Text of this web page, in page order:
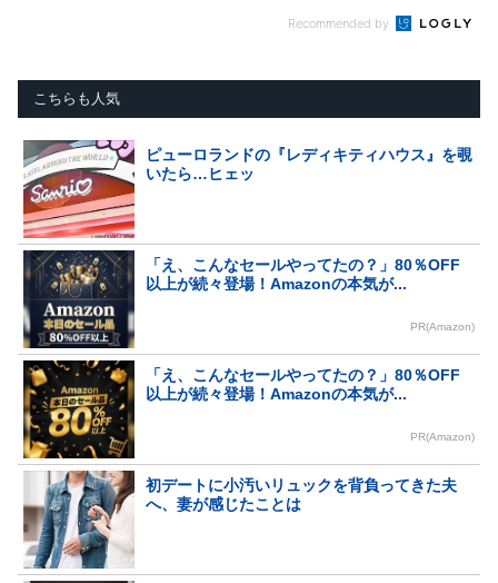
Recommended by
こちらも人気
ピューロランドの『レディキティハウス』を覗
いたら…ヒェッ
「え、こんなセールやってたの？」80％OFF
以上が続々登場！Amazonの本気が...
PR(Amazon)
「え、こんなセールやってたの？」80％OFF
以上が続々登場！Amazonの本気が...
PR(Amazon)
初デートに小汚いリュックを背負ってきた夫
へ、妻が感じたことは